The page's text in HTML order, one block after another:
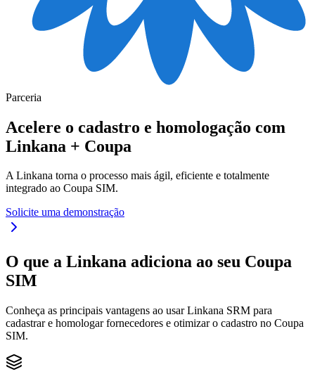
Parceria
Acelere o cadastro e homologação com
Linkana + Coupa
A Linkana torna o processo mais ágil, eficiente e totalmente
integrado ao Coupa SIM.
Solicite uma demonstração
O que a Linkana adiciona ao seu Coupa
SIM
Conheça as principais vantagens ao usar Linkana SRM para
cadastrar e homologar fornecedores e otimizar o cadastro no Coupa
SIM.